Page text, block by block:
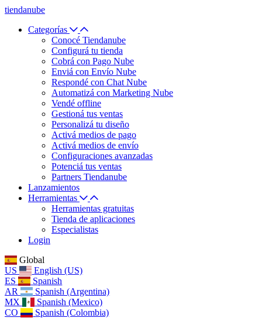
tiendanube
Categorías
Conocé Tiendanube
Configurá tu tienda
Cobrá con Pago Nube
Enviá con Envío Nube
Respondé con Chat Nube
Automatizá con Marketing Nube
Vendé offline
Gestioná tus ventas
Personalizá tu diseño
Activá medios de pago
Activá medios de envío
Configuraciones avanzadas
Potenciá tus ventas
Partners Tiendanube
Lanzamientos
Herramientas
Herramientas gratuitas
Tienda de aplicaciones
Especialistas
Login
Global
US
English (US)
ES
Spanish
AR
Spanish (Argentina)
MX
Spanish (Mexico)
CO
Spanish (Colombia)